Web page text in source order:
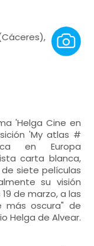
'Helga Cine en
'My atlas #
en Europa
carta blanca,
siete películas
su visión
de marzo, a las
más oscura" de
Helga de Alvear.